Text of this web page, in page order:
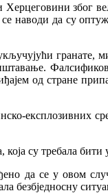
због
наводи да су
гранате,
од стране
експлозивних
су требала
да се у овом
безбједносну